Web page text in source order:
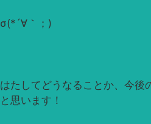
σ(*´∀｀；)
はたしてどうなることか、今後
と思います！